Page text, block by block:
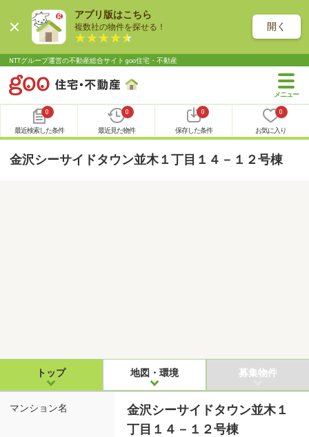
アプリ版はこちら
複数社の物件を探せる！ 開く
NTTグループ運営の不動産総合サイト goo住宅・不動産
0
最近検索した条件
0
最近見た物件
0
保存した条件
0
お気に入り
金沢シーサイドタウン並木１丁目１４－１２号棟
トップ 地図・環境 募集物件
マンション名
金沢シーサイドタウン並木１
丁目１４－１２号棟